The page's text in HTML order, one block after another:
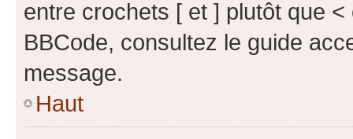
entre crochets [ et ] plutôt que
BBCode, consultez le guide
message.
Haut